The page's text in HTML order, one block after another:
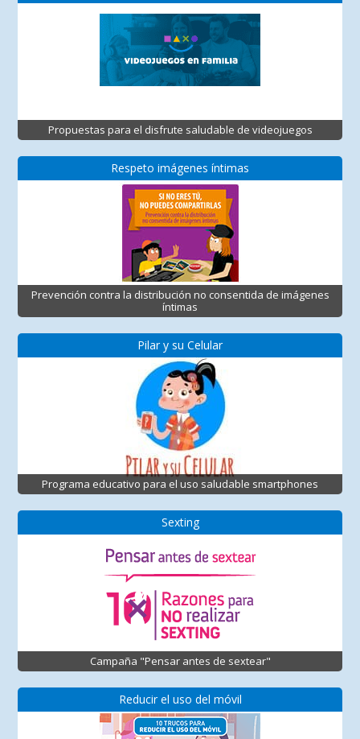
Propuestas para el disfrute saludable de videojuegos
Respeto imágenes íntimas
Prevención contra la distribución no consentida de imágenes
íntimas
Pilar y su Celular
Programa educativo para el uso saludable smartphones
Sexting
Campaña "Pensar antes de sextear"
Reducir el uso del móvil